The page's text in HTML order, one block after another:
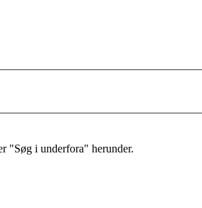
"Søg i underfora" herunder.